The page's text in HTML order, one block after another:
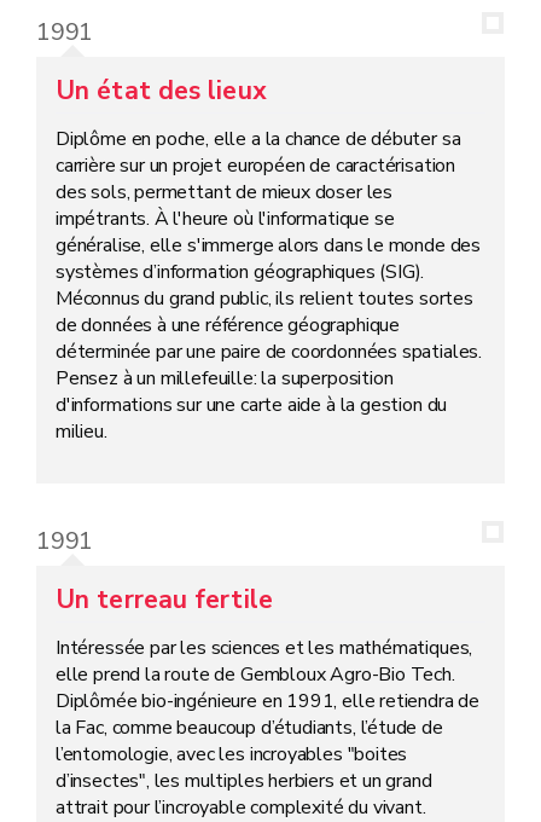
1991
Un état des lieux
Diplôme en poche, elle a la chance de débuter sa
carrière sur un projet européen de caractérisation
des sols, permettant de mieux doser les
impétrants. À l'heure où l'informatique se
généralise, elle s'immerge alors dans le monde des
systèmes d’information géographiques (SIG).
Méconnus du grand public, ils relient toutes sortes
de données à une référence géographique
déterminée par une paire de coordonnées spatiales.
Pensez à un millefeuille: la superposition
d'informations sur une carte aide à la gestion du
milieu.
1991
Un terreau fertile
Intéressée par les sciences et les mathématiques,
elle prend la route de Gembloux Agro-Bio Tech.
Diplômée bio-ingénieure en 1991, elle retiendra de
la Fac, comme beaucoup d’étudiants, l’étude de
l’entomologie, avec les incroyables "boites
d’insectes", les multiples herbiers et un grand
attrait pour l’incroyable complexité du vivant.